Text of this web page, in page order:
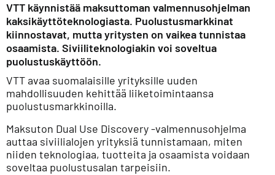
VTT käynnistää maksuttoman valmennusohjelman
kaksikäyttöteknologiasta. Puolustusmarkkinat
kiinnostavat, mutta yritysten on vaikea tunnistaa
osaamista. Siviiliteknologiakin voi soveltua
puolustuskäyttöön.
VTT avaa suomalaisille yrityksille uuden
mahdollisuuden kehittää liiketoimintaansa
puolustusmarkkinoilla.
Maksuton Dual Use Discovery -valmennusohjelma
auttaa siviilialojen yrityksiä tunnistamaan, miten
niiden teknologiaa, tuotteita ja osaamista voidaan
soveltaa puolustusalan tarpeisiin.